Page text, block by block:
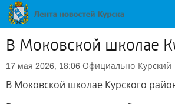
В Моковской школае
17 мая 2026, 18:06 Официально Курский
В Моковской школае Курского